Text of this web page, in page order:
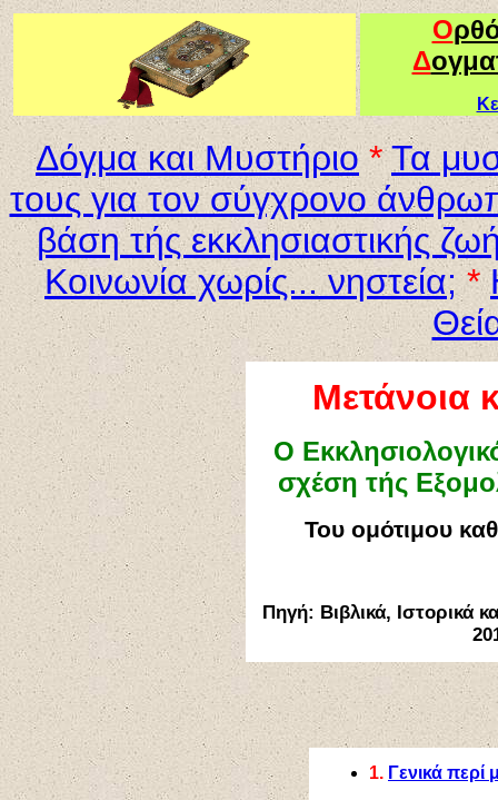
Ο
Δ
Δόγμα και Μυστήριο * Τα
τους για τον σύγχρονο
βάση τής εκκλησιαστικής
Κοινωνία χωρίς... νηστεία;*
Μετάνοια
Ο
σχέση τής
Του ομότιμου
Πηγή: Βιβλικά, Ιστορικά
1. Γενικά περί